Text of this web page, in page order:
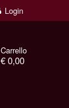
Login
Carrello
€ 0,00